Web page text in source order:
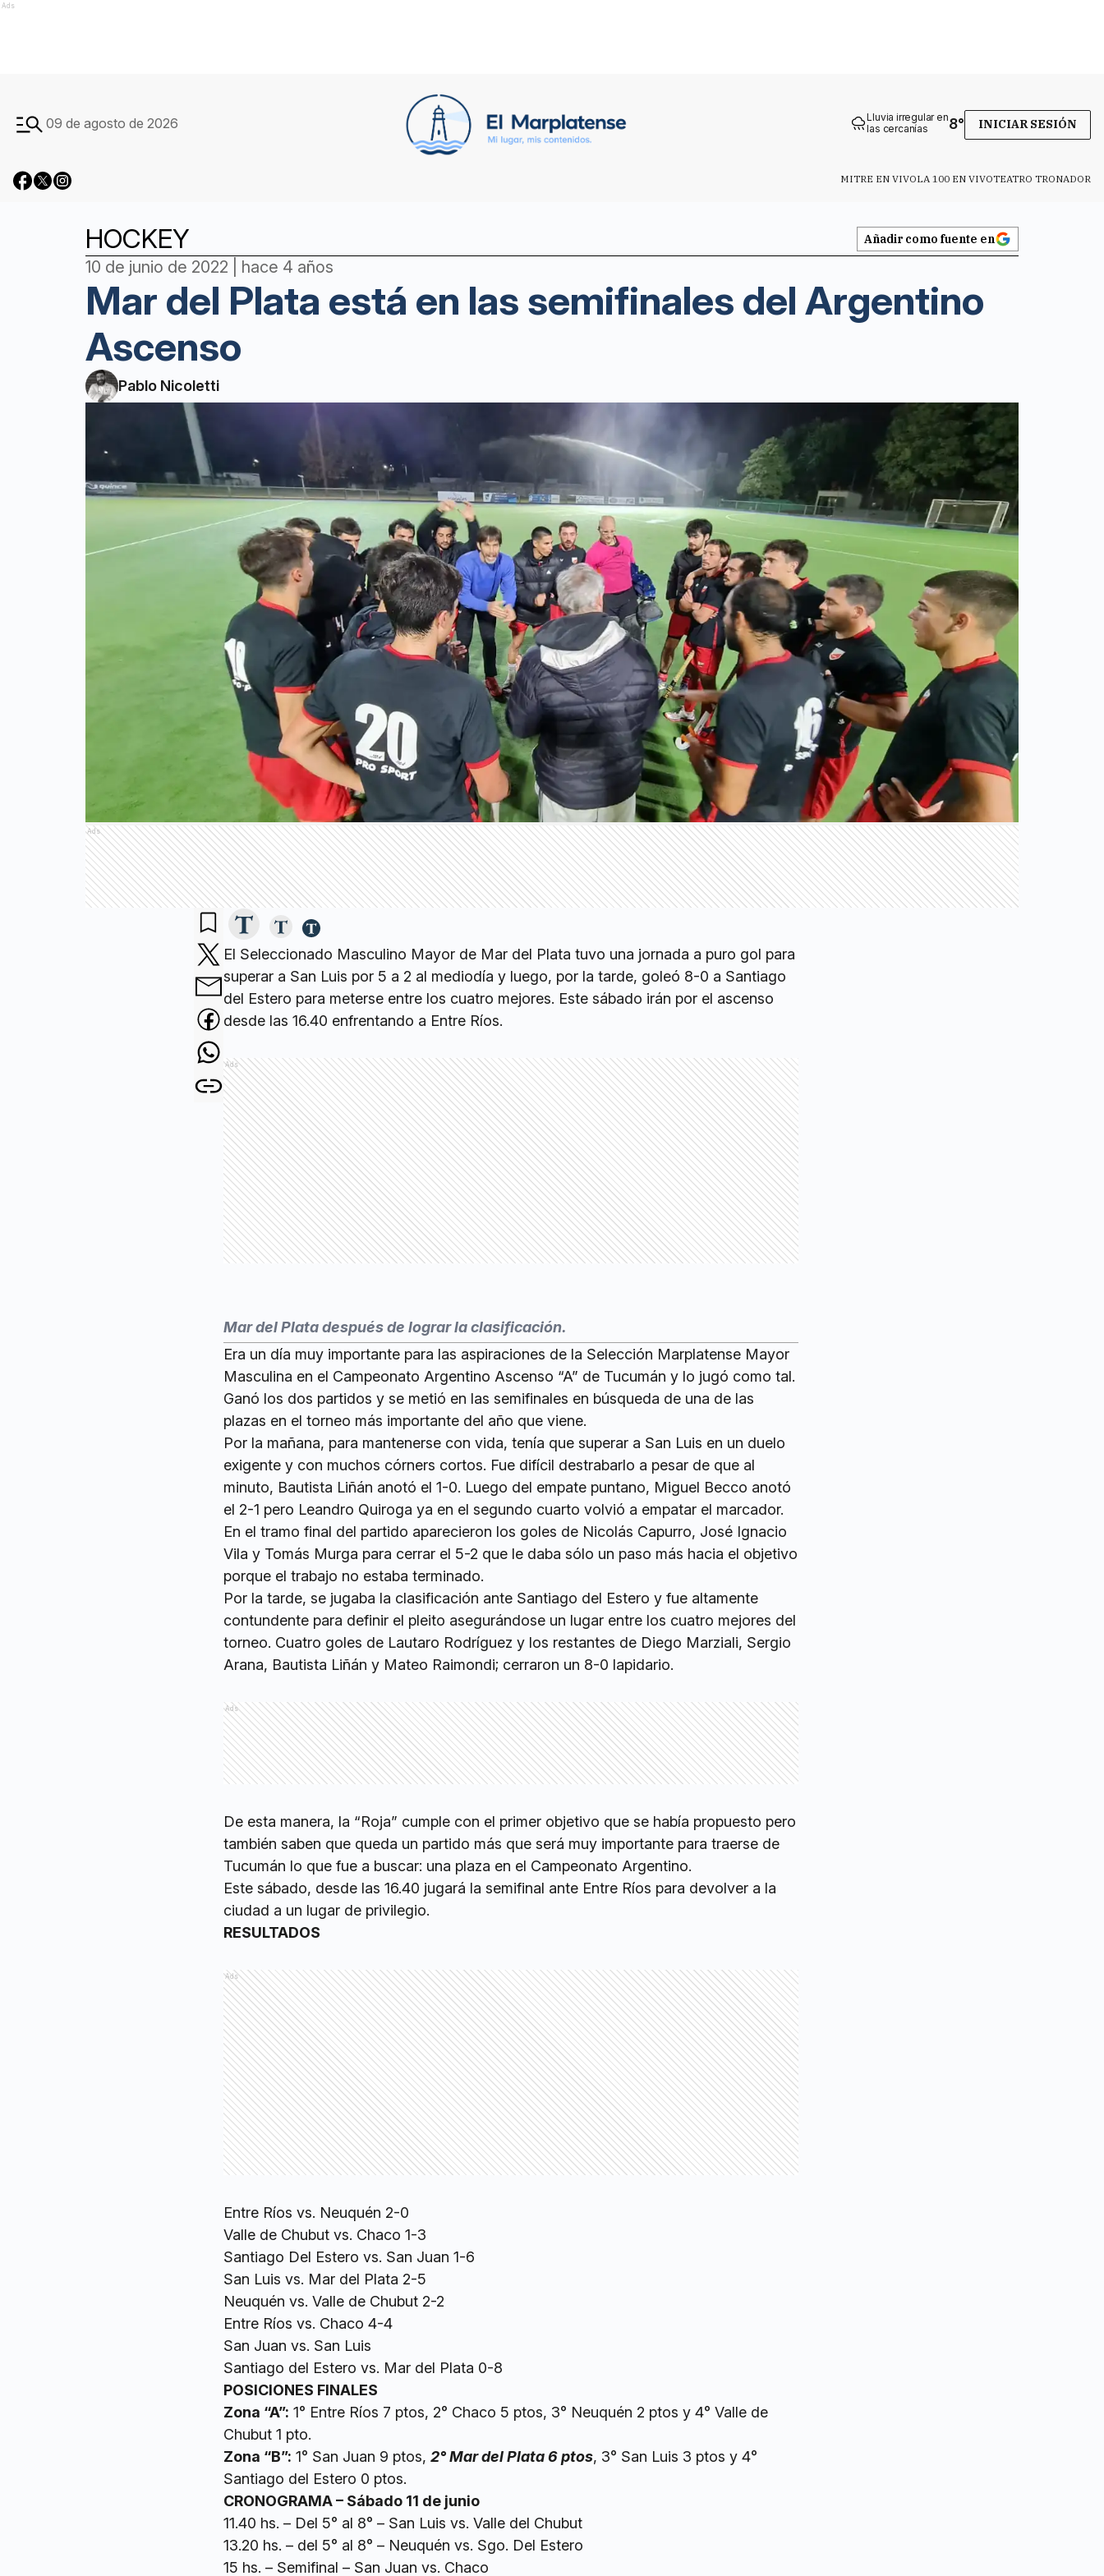
Ads
09 de agosto de 2026
Lluvia irregular en
las cercanías
8° INICIAR SESIÓN
MITRE EN VIVOLA 100 EN VIVOTEATRO TRONADOR
HOCKEY Añadir como fuente en
10 de junio de 2022 | hace 4 años
Mar del Plata está en las semifinales del Argentino
Ascenso
Pablo Nicoletti
Ads
El Seleccionado Masculino Mayor de Mar del Plata tuvo una jornada a puro gol para
superar a San Luis por 5 a 2 al mediodía y luego, por la tarde, goleó 8-0 a Santiago
del Estero para meterse entre los cuatro mejores. Este sábado irán por el ascenso
desde las 16.40 enfrentando a Entre Ríos.
Ads
Mar del Plata después de lograr la clasificación.
Era un día muy importante para las aspiraciones de la Selección Marplatense Mayor
Masculina en el Campeonato Argentino Ascenso “A” de Tucumán y lo jugó como tal.
Ganó los dos partidos y se metió en las semifinales en búsqueda de una de las
plazas en el torneo más importante del año que viene.
Por la mañana, para mantenerse con vida, tenía que superar a San Luis en un duelo
exigente y con muchos córners cortos. Fue difícil destrabarlo a pesar de que al
minuto, Bautista Liñán anotó el 1-0. Luego del empate puntano, Miguel Becco anotó
el 2-1 pero Leandro Quiroga ya en el segundo cuarto volvió a empatar el marcador.
En el tramo final del partido aparecieron los goles de Nicolás Capurro, José Ignacio
Vila y Tomás Murga para cerrar el 5-2 que le daba sólo un paso más hacia el objetivo
porque el trabajo no estaba terminado.
Por la tarde, se jugaba la clasificación ante Santiago del Estero y fue altamente
contundente para definir el pleito asegurándose un lugar entre los cuatro mejores del
torneo. Cuatro goles de Lautaro Rodríguez y los restantes de Diego Marziali, Sergio
Arana, Bautista Liñán y Mateo Raimondi; cerraron un 8-0 lapidario.
Ads
De esta manera, la “Roja” cumple con el primer objetivo que se había propuesto pero
también saben que queda un partido más que será muy importante para traerse de
Tucumán lo que fue a buscar: una plaza en el Campeonato Argentino.
Este sábado, desde las 16.40 jugará la semifinal ante Entre Ríos para devolver a la
ciudad a un lugar de privilegio.
RESULTADOS
Ads
Entre Ríos vs. Neuquén 2-0
Valle de Chubut vs. Chaco 1-3
Santiago Del Estero vs. San Juan 1-6
San Luis vs. Mar del Plata 2-5
Neuquén vs. Valle de Chubut 2-2
Entre Ríos vs. Chaco 4-4
San Juan vs. San Luis
Santiago del Estero vs. Mar del Plata 0-8
POSICIONES FINALES
Zona “A”: 1° Entre Ríos 7 ptos, 2° Chaco 5 ptos, 3° Neuquén 2 ptos y 4° Valle de
Chubut 1 pto.
Zona “B”: 1° San Juan 9 ptos, 2° Mar del Plata 6 ptos, 3° San Luis 3 ptos y 4°
Santiago del Estero 0 ptos.
CRONOGRAMA – Sábado 11 de junio
11.40 hs. – Del 5° al 8° – San Luis vs. Valle del Chubut
13.20 hs. – del 5° al 8° – Neuquén vs. Sgo. Del Estero
15 hs. – Semifinal – San Juan vs. Chaco